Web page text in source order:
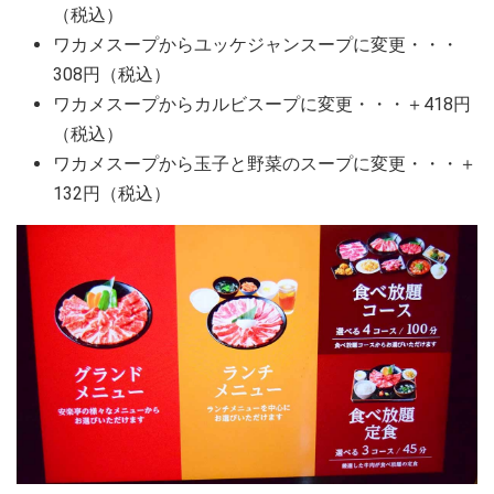
（税込）
ワカメスープからユッケジャンスープに変更・・・
308円（税込）
ワカメスープからカルビスープに変更・・・＋418円
（税込）
ワカメスープから玉子と野菜のスープに変更・・・＋
132円（税込）